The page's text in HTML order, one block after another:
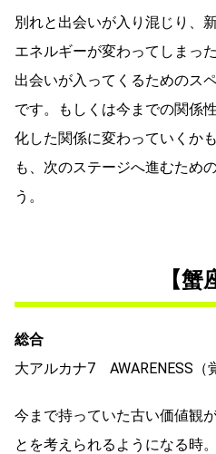
別れと出会いが入り混じり、
エネルギーが変わってしまっ
出会いが入ってくるためのス
です。もしくは今までの関係
化した関係に変わっていくか
も、次のステージへ進むため
う。
【蟹
総合
大アルカナ7 AWARENESS（
今まで持っていた古い価値観
とを考えられるようになる時